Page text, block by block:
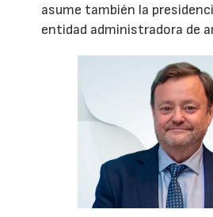
asume también la
entidad administradora de